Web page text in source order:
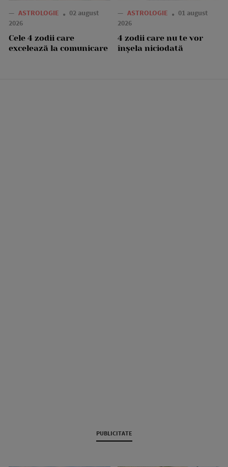
— ASTROLOGIE
02 august
2026
Cele 4 zodii care
excelează la comunicare
— ASTROLOGIE
01 august
2026
4 zodii care nu te vor
înșela niciodată
PUBLICITATE